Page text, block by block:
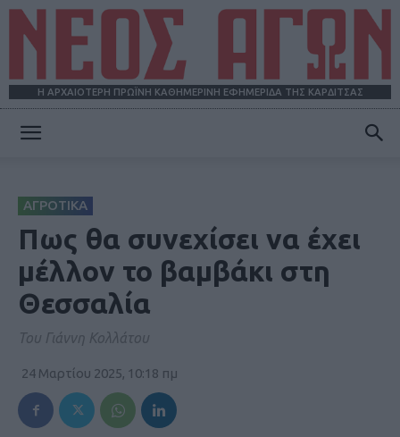
Η ΑΡΧΑΙΟΤΕΡΗ ΠΡΩΪΝΗ ΚΑΘΗΜΕΡΙΝΗ ΕΦΗΜΕΡΙΔΑ ΤΗΣ ΚΑΡΔΙΤΣΑΣ
ΑΓΡΟΤΙΚΑ
Πως θα συνεχίσει να έχει
μέλλον το βαμβάκι στη
Θεσσαλία
Του Γιάννη Κολλάτου
24 Μαρτίου 2025, 10:18 πμ